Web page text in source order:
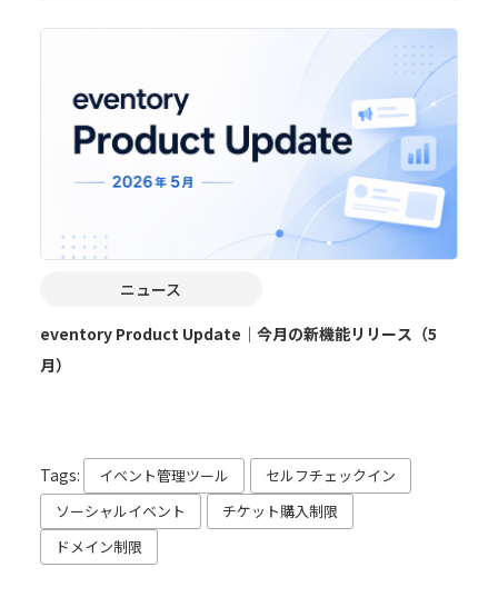
ニュース
eventory Product Update｜今月の新機能リリース（5
月）
Tags: イベント管理ツール
セルフチェックイン
ソーシャルイベント
チケット購入制限
ドメイン制限